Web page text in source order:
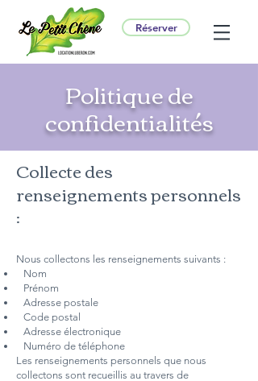
Réserver
Politique de
confidentialités
Collecte des
renseignements personnels
:
Nous collectons les renseignements suivants :
Nom
Prénom
Adresse postale
Code postal
Adresse électronique
Numéro de téléphone
Les renseignements personnels que nous
collectons sont recueillis au travers de